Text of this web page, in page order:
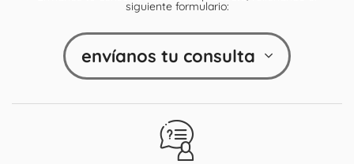
siguiente formulario:
envíanos tu consulta